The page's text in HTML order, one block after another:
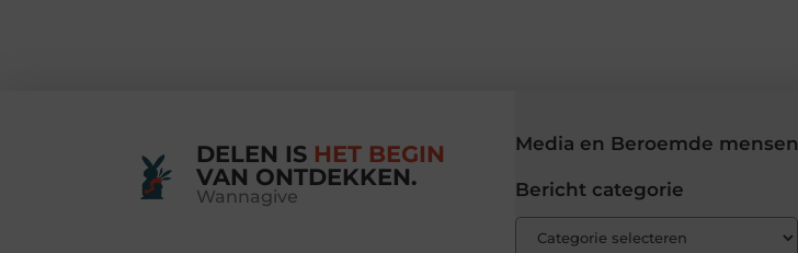
DELEN IS HET BEGIN
VAN ONTDEKKEN.
Wannagive
Media en Beroemde mensen
Bericht categorie